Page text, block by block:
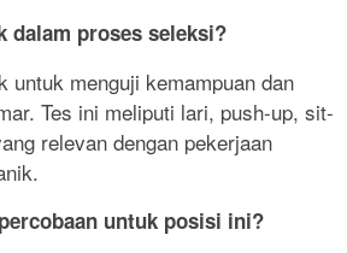
dalam proses seleksi?
untuk menguji kemampuan dan
Tes ini meliputi lari, push-up, sit-
relevan dengan pekerjaan
untuk posisi ini?